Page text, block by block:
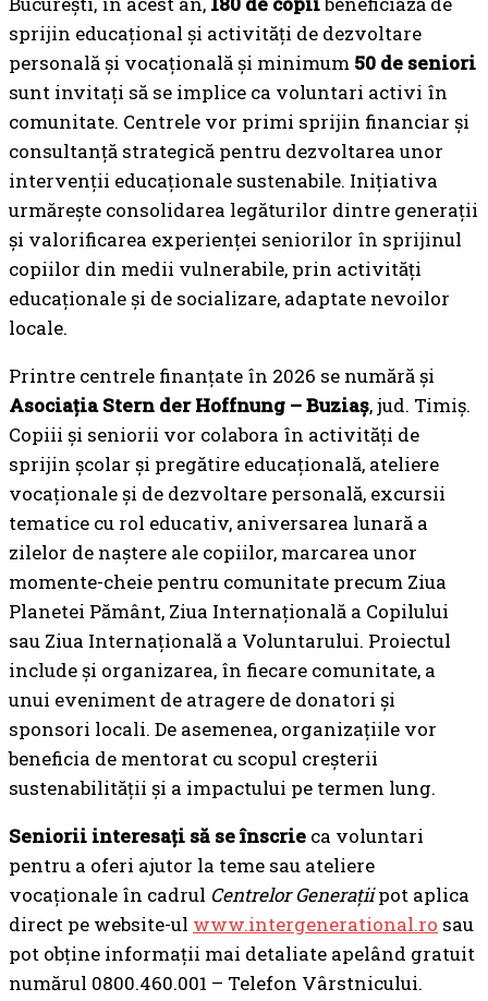
sprijin educațional și activități de dezvoltare
personală și vocațională și minimum 50 de seniori
sunt invitați să se implice ca voluntari activi în
comunitate. Centrele vor primi sprijin financiar și
consultanță strategică pentru dezvoltarea unor
intervenții educaționale sustenabile. Inițiativa
urmărește consolidarea legăturilor dintre generații
și valorificarea experienței seniorilor în sprijinul
copiilor din medii vulnerabile, prin activități
educaționale și de socializare, adaptate nevoilor
locale.
Printre centrele finanțate în 2026 se numără și
Asociația Stern der Hoffnung – Buziaș, jud. Timiș.
Copiii și seniorii vor colabora în activități de
sprijin școlar și pregătire educațională, ateliere
vocaționale și de dezvoltare personală, excursii
tematice cu rol educativ, aniversarea lunară a
zilelor de naștere ale copiilor, marcarea unor
momente-cheie pentru comunitate precum Ziua
Planetei Pământ, Ziua Internațională a Copilului
sau Ziua Internațională a Voluntarului. Proiectul
include și organizarea, în fiecare comunitate, a
unui eveniment de atragere de donatori și
sponsori locali. De asemenea, organizațiile vor
beneficia de mentorat cu scopul creșterii
sustenabilității și a impactului pe termen lung.
Seniorii interesați să se înscrie ca voluntari
pentru a oferi ajutor la teme sau ateliere
vocaționale în cadrul Centrelor Generațiipot aplica
direct pe website-ul www.intergenerational.ro sau
pot obține informații mai detaliate apelând gratuit
numărul 0800.460.001 – Telefon Vârstnicului.